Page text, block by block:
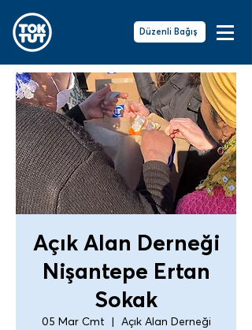
Düzenli Bağış
Açık Alan Derneği
Nişantepe Ertan
Sokak
05 Mar Cmt Açık Alan Derneği